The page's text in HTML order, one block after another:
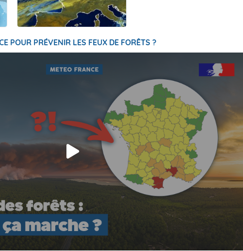
POUR PRÉVENIR LES FEUX DE FORÊTS ?